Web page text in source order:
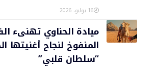
16 يوليو، 2026
ميادة الحناوي تهنىء
المنفوخ لنجاح أغنيتها
“سلطان قلبي”